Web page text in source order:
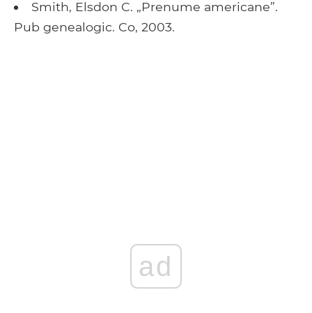
Smith, Elsdon C. „Prenume americane”.
Pub genealogic. Co, 2003.
ad